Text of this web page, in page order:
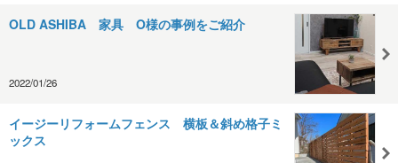
OLD ASHIBA 家具 O様の事例をご紹介
2022/01/26
イージーリフォームフェンス 横板＆斜め格子ミ
ックス